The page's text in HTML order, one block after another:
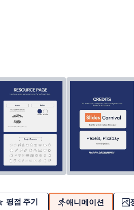
평점 주기 애니메이션